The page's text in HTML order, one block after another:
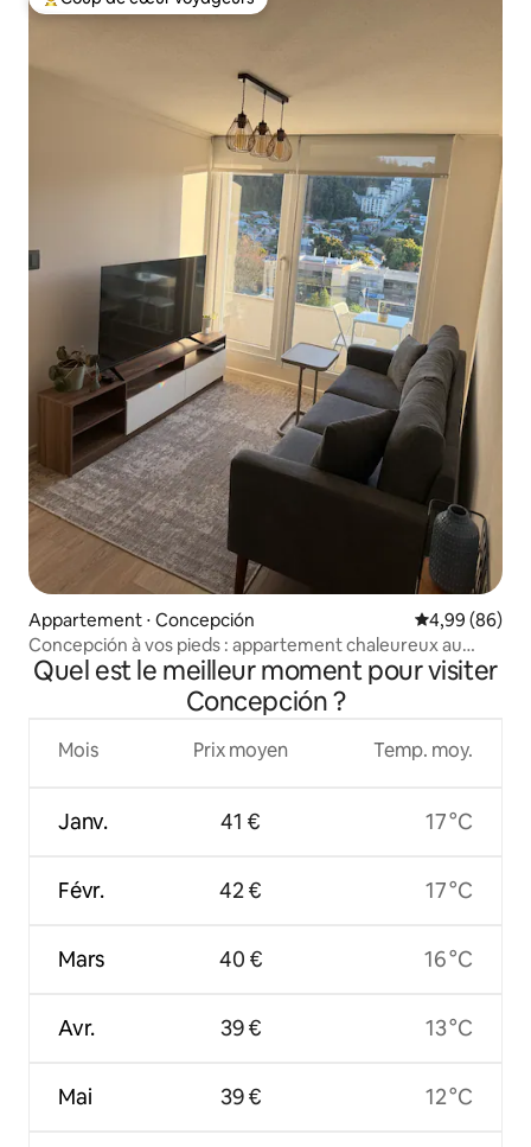
Coups de cœur voyageurs les plus appréciés
Appartement ⋅ Concepción Évaluation
4,99 (86)
Concepción à vos pieds : appartement chaleureux au
centre
Quel est le meilleur moment pour visiter
Concepción ?
Mois
Janv.
Févr.
Mars
Avr.
Mai
Prix moyen
41 €
42 €
40 €
39 €
39 €
Temp. moy.
17 °C
17 °C
16 °C
13 °C
12 °C